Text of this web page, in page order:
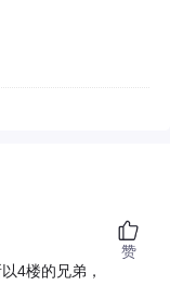
4楼的兄弟，
赞